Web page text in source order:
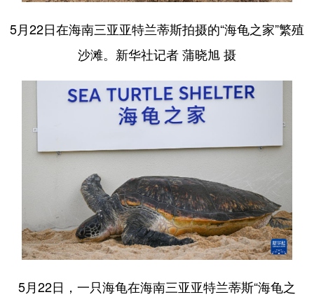
5月22日在海南三亚亚特兰蒂斯拍摄的“海龟之家”繁殖
沙滩。新华社记者 蒲晓旭 摄
5月22日，一只海龟在海南三亚亚特兰蒂斯“海龟之